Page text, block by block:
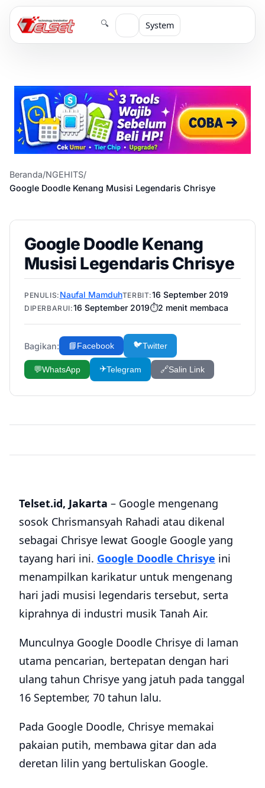
🔍 System
Beranda/NGEHITS/
Google Doodle Kenang Musisi Legendaris Chrisye
Google Doodle Kenang
Musisi Legendaris Chrisye
PENULIS: Naufal MamduhTERBIT:16 September 2019
DIPERBARUI:16 September 2019⏱️2 menit membaca
Bagikan: 📘Facebook 🐦Twitter
💬WhatsApp ✈️Telegram 🔗Salin Link
Telset.id, Jakarta – Google mengenang
sosok Chrismansyah Rahadi atau dikenal
sebagai Chrisye lewat Google Google yang
tayang hari ini. Google Doodle Chrisye ini
menampilkan karikatur untuk mengenang
hari jadi musisi legendaris tersebut, serta
kiprahnya di industri musik Tanah Air.
Munculnya Google Doodle Chrisye di laman
utama pencarian, bertepatan dengan hari
ulang tahun Chrisye yang jatuh pada tanggal
16 September, 70 tahun lalu.
Pada Google Doodle, Chrisye memakai
pakaian putih, membawa gitar dan ada
deretan lilin yang bertuliskan Google.